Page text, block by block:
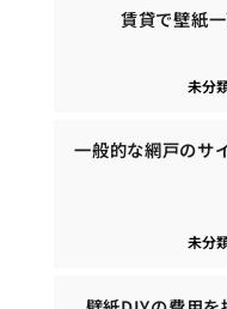
賃貸で壁紙
未分
一般的な網戸のサ
未分